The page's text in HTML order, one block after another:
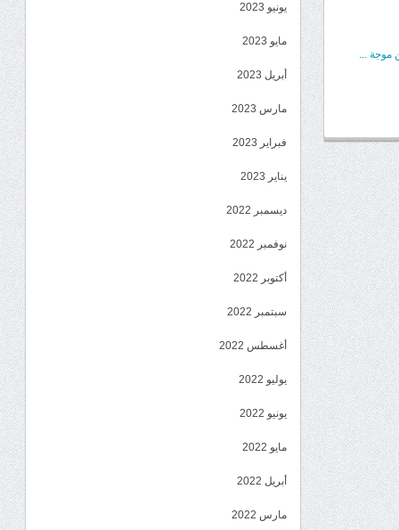
موجة ...
يونيو 2023
مايو 2023
أبريل 2023
مارس 2023
فبراير 2023
يناير 2023
ديسمبر 2022
نوفمبر 2022
أكتوبر 2022
سبتمبر 2022
أغسطس 2022
يوليو 2022
يونيو 2022
مايو 2022
أبريل 2022
مارس 2022